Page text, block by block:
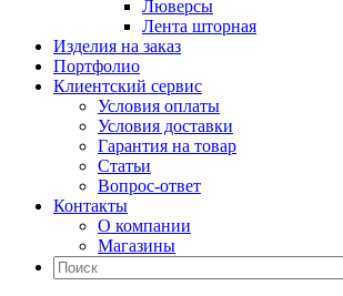
Люверсы
Лента шторная
Изделия на заказ
Портфолио
Клиентский сервис
Условия оплаты
Условия доставки
Гарантия на товар
Статьи
Вопрос-ответ
Контакты
О компании
Магазины